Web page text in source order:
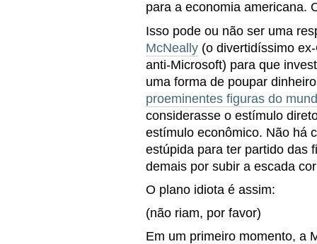
para a economia americana.
Isso pode ou não ser uma
McNeally (o divertidíssimo
anti-Microsoft) para que
uma forma de poupar
proeminentes figuras do
considerasse o estímulo
estímulo econômico. Não há
estúpida para ter partido das
demais por subir a escada
O plano idiota é assim:
(não riam, por favor)
Em um primeiro momento, a